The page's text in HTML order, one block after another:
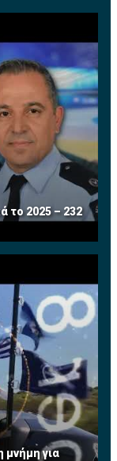
στις φυλακές-
το 2025 – 232
μνήμη για